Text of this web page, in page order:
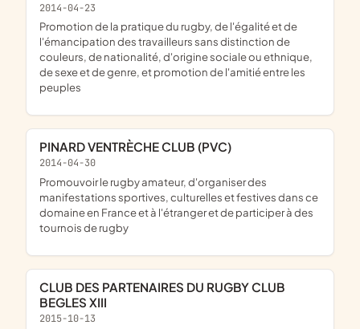
2014-04-23
promotion de la pratique du rugby, de l'égalité et de
l'émancipation des travailleurs sans distinction de
couleurs, de nationalité, d'origine sociale ou ethnique,
de sexe et de genre, et promotion de l'amitié entre les
peuples
PINARD VENTRÈCHE CLUB (PVC)
2014-04-30
promouvoir le rugby amateur, d'organiser des
manifestations sportives, culturelles et festives dans ce
domaine en France et à l'étranger et de participer à des
tournois de rugby
CLUB DES PARTENAIRES DU RUGBY CLUB
BEGLES XIII
2015-10-13